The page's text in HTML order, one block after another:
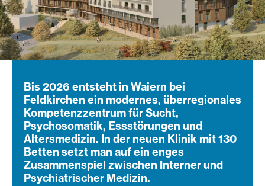
Bis 2026 entsteht in Waiern bei
Feldkirchen ein modernes, überregionales
Kompetenzzentrum für Sucht,
Psychosomatik, Essstörungen und
Altersmedizin. In der neuen Klinik mit 130
Betten setzt man auf ein enges
Zusammenspiel zwischen Interner und
Psychiatrischer Medizin.